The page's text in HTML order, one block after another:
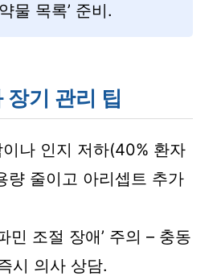
물 목록’ 준비.
장기 관리 팁
나 인지 저하(40% 환자
량 줄이고 아리셉트 추가
민 조절 장애’ 주의 – 충동
시 의사 상담.